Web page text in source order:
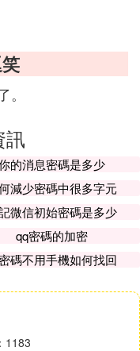
訊
的消息密碼是多少
減少密碼中很多字元
微信初始密碼是多少
qq密碼的加密
碼不用手機如何找回
1183